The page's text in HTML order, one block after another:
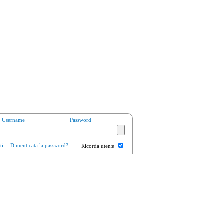
Username Password
Dimenticata la password? Ricorda utente